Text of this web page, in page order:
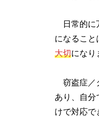
日常的に
になること
大切になり
窃盗症／
あり、自分
けで対応で